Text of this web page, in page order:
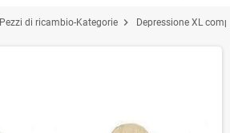
Pezzi di ricambio-Kategorie chevron_right Depressione XL